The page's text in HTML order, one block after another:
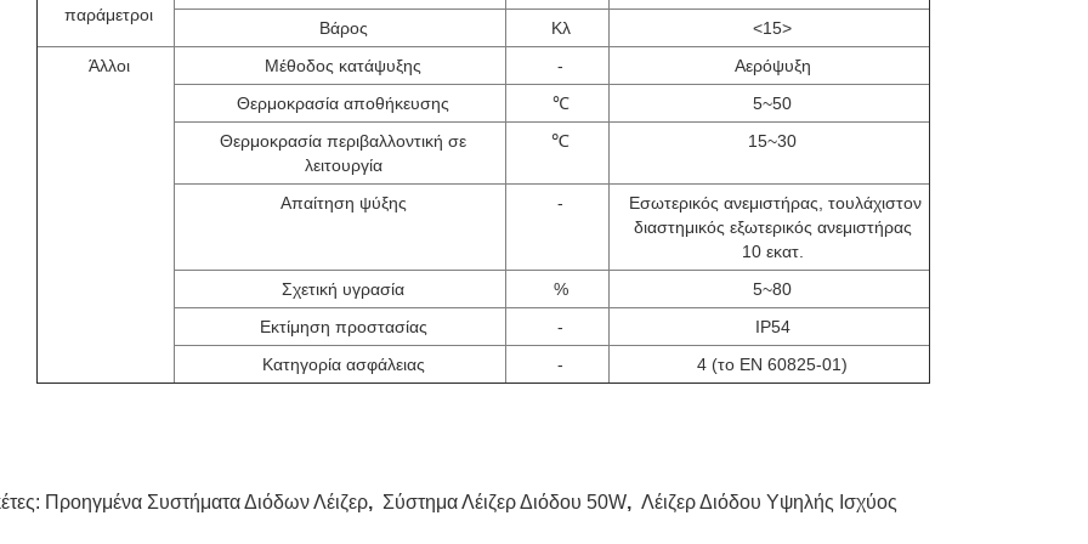
παράμετροι
Βάρος Κλ
<15>
Άλλοι
Μέθοδος κατάψυξης -
Αερόψυξη
Θερμοκρασία αποθήκευσης
℃
5~50
Θερμοκρασία περιβαλλοντική σε
λειτουργία
℃ 15~30
Απαίτηση ψύξης -
Εσωτερικός ανεμιστήρας, τουλάχιστον
διαστημικός εξωτερικός ανεμιστήρας
10 εκατ.
Σχετική υγρασία
%
5~80
Εκτίμηση προστασίας
-
IP54
Κατηγορία ασφάλειας
- 4 (το EN 60825-01)
Προηγμένα Συστήματα Διόδων Λέιζερ, Σύστημα Λέιζερ Διόδου 50W, Λέιζερ Διόδου Υψηλής Ισχύος